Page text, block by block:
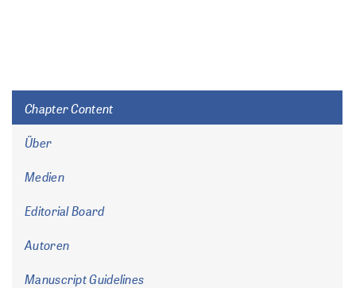
Chapter Content
Über
Medien
Editorial Board
Autoren
Manuscript Guidelines